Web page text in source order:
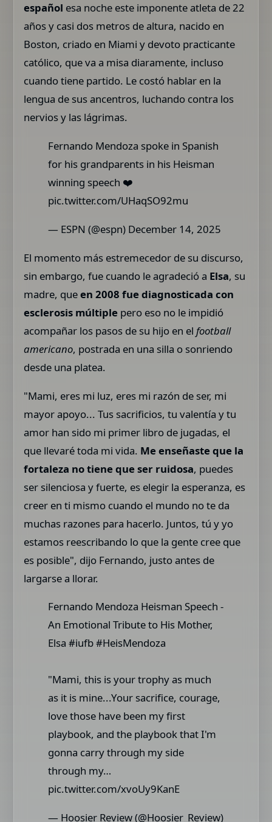
español esa noche este imponente atleta de 22
años y casi dos metros de altura, nacido en
Boston, criado en Miami y devoto practicante
católico, que va a misa diaramente, incluso
cuando tiene partido. Le costó hablar en la
lengua de sus ancentros, luchando contra los
nervios y las lágrimas.
Fernando Mendoza spoke in Spanish
for his grandparents in his Heisman
winning speech ❤️
pic.twitter.com/UHaqSO92mu
— ESPN (@espn) December 14, 2025
El momento más estremecedor de su discurso,
sin embargo, fue cuando le agradeció a Elsa, su
madre, queen 2008 fue diagnosticada con
esclerosis múltiple pero eso no le impidió
acompañar los pasos de su hijo en elfootball
americano, postrada en una silla o sonriendo
desde una platea.
"Mami, eres mi luz, eres mi razón de ser, mi
mayor apoyo... Tus sacrificios, tu valentía y tu
amor han sido mi primer libro de jugadas, el
que llevaré toda mi vida. Me enseñaste que la
fortaleza no tiene que ser ruidosa, puedes
ser silenciosa y fuerte, es elegir la esperanza, es
creer en ti mismo cuando el mundo no te da
muchas razones para hacerlo. Juntos, tú y yo
estamos reescribando lo que la gente cree que
es posible", dijo Fernando, justo antes de
largarse a llorar.
Fernando Mendoza Heisman Speech -
An Emotional Tribute to His Mother,
Elsa #iufb #HeisMendoza
"Mami, this is your trophy as much
as it is mine...Your sacrifice, courage,
love those have been my first
playbook, and the playbook that I'm
gonna carry through my side
through my…
pic.twitter.com/xvoUy9KanE
— Hoosier Review (@Hoosier_Review)